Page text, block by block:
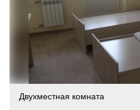
Двухместная комната